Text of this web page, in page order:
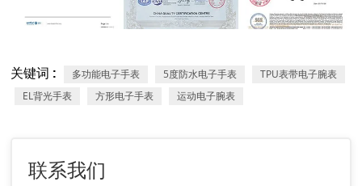
关键词 : 多功能电子手表 5度防水电子手表
TPU表带电子腕表
EL背光手表
方形电子手表 运动电子腕表
联系我们